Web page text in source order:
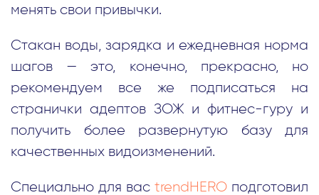
менять свои привычки.
Стакан воды, зарядка и ежедневная норма
шагов — это, конечно, прекрасно, но
рекомендуем все же подписаться на
странички адептов ЗОЖ и фитнес-гуру и
получить более развернутую базу для
качественных видоизменений.
Специально для вас trendHERO подготовил